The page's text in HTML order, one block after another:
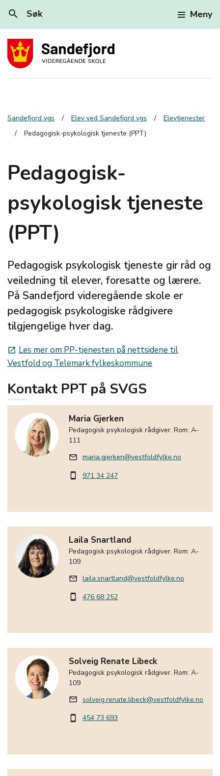
search Søk Meny
Sandefjord vgs Elev ved Sandefjord vgs
Elevtjenester
Pedagogisk-psykologisk tjeneste (PPT)
Pedagogisk-
psykologisk tjeneste
(PPT)
Pedagogisk psykologisk tjeneste gir råd og
veiledning til elever, foresatte og lærere.
På Sandefjord videregående skole er
pedagogisk psykologiske rådgivere
tilgjengelige hver dag.
launch Les mer om PP-tjenesten på nettsidene til
Vestfold og Telemark fylkeskommune
Kontakt PPT på SVGS
Maria Gjerken
Pedagogisk psykologisk rådgiver. Rom: A-
111
mail_outline maria.gjerken@vestfoldfylke.no
smartphone 971 34 247
Laila Snartland
Pedagogisk psykologisk rådgiver. Rom: A-
109
mail_outline laila.snartland@vestfoldfylke.no
smartphone 476 68 252
Solveig Renate Libeck
Pedagogisk psykologisk rådgiver. Rom: A-
109
mail_outline solveig.renate.libeck@vestfoldfylke.no
smartphone 454 73 693